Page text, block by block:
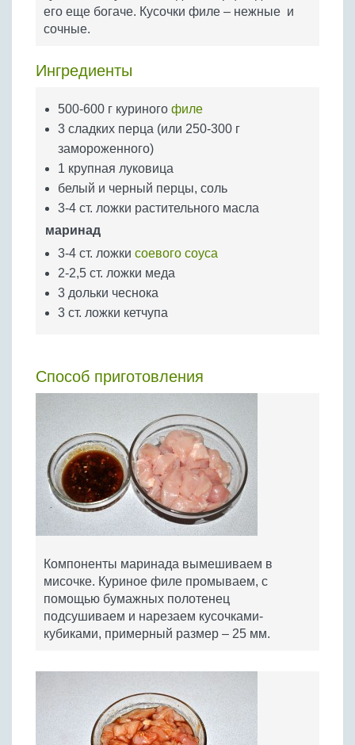
Бобовые
Яйца
его еще богаче. Кусочки филе – нежные и
сочные.
Ингредиенты
500-600 г куриного филе
3 сладких перца (или 250-300 г
замороженного)
1 крупная луковица
белый и черный перцы, соль
3-4 ст. ложки растительного масла
маринад
3-4 ст. ложки соевого соуса
2-2,5 ст. ложки меда
3 дольки чеснока
3 ст. ложки кетчупа
Способ приготовления
Компоненты маринада вымешиваем в
мисочке. Куриное филе промываем, с
помощью бумажных полотенец
подсушиваем и нарезаем кусочками-
кубиками, примерный размер – 25 мм.